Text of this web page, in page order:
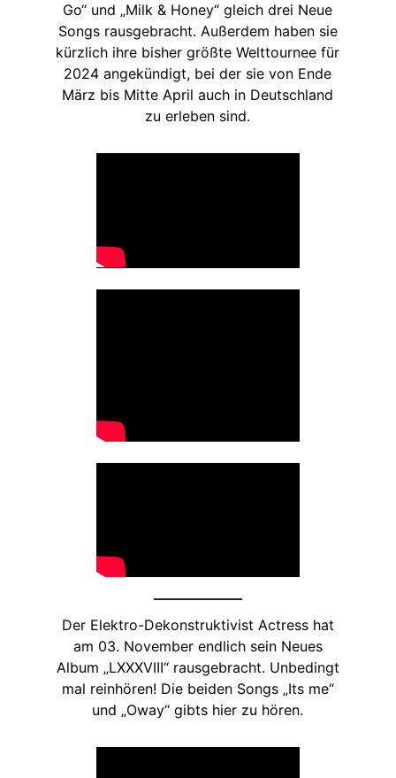
Go“ und „Milk & Honey“ gleich drei Neue
Songs rausgebracht. Außerdem haben sie
kürzlich ihre bisher größte Welttournee für
2024 angekündigt, bei der sie von Ende
März bis Mitte April auch in Deutschland
zu erleben sind.
Der Elektro-Dekonstruktivist Actress hat
am 03. November endlich sein Neues
Album „LXXXVIII“ rausgebracht. Unbedingt
mal reinhören! Die beiden Songs „Its me“
und „Oway“ gibts hier zu hören.